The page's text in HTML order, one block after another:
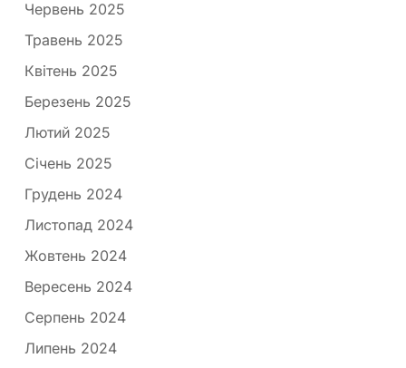
Червень 2025
Травень 2025
Квітень 2025
Березень 2025
Лютий 2025
Січень 2025
Грудень 2024
Листопад 2024
Жовтень 2024
Вересень 2024
Серпень 2024
Липень 2024